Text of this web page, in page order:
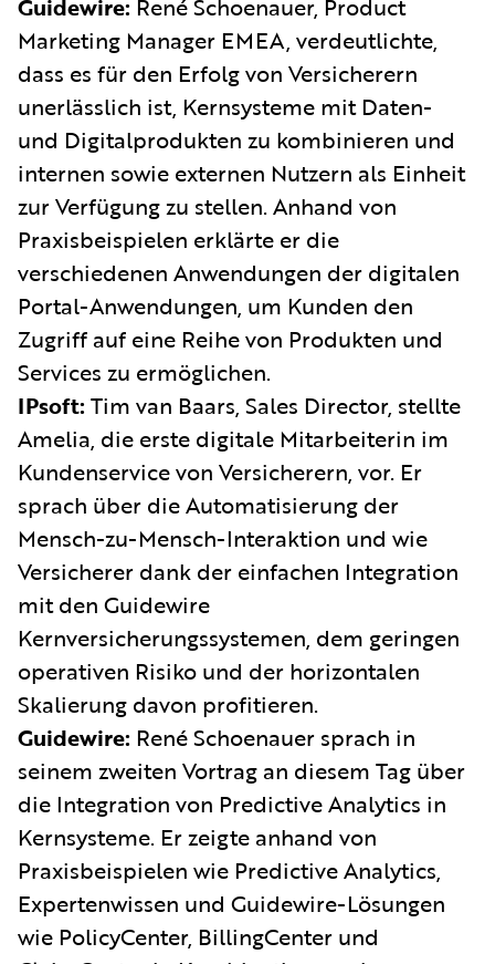
Guidewire: René Schoenauer, Product
Marketing Manager EMEA, verdeutlichte,
dass es für den Erfolg von Versicherern
unerlässlich ist, Kernsysteme mit Daten-
und Digitalprodukten zu kombinieren und
internen sowie externen Nutzern als Einheit
zur Verfügung zu stellen. Anhand von
Praxisbeispielen erklärte er die
verschiedenen Anwendungen der digitalen
Portal-Anwendungen, um Kunden den
Zugriff auf eine Reihe von Produkten und
Services zu ermöglichen.
IPsoft: Tim van Baars, Sales Director, stellte
Amelia, die erste digitale Mitarbeiterin im
Kundenservice von Versicherern, vor. Er
sprach über die Automatisierung der
Mensch-zu-Mensch-Interaktion und wie
Versicherer dank der einfachen Integration
mit den Guidewire
Kernversicherungssystemen, dem geringen
operativen Risiko und der horizontalen
Skalierung davon profitieren.
Guidewire: René Schoenauer sprach in
seinem zweiten Vortrag an diesem Tag über
die Integration von Predictive Analytics in
Kernsysteme. Er zeigte anhand von
Praxisbeispielen wie Predictive Analytics,
Expertenwissen und Guidewire-Lösungen
wie PolicyCenter, BillingCenter und